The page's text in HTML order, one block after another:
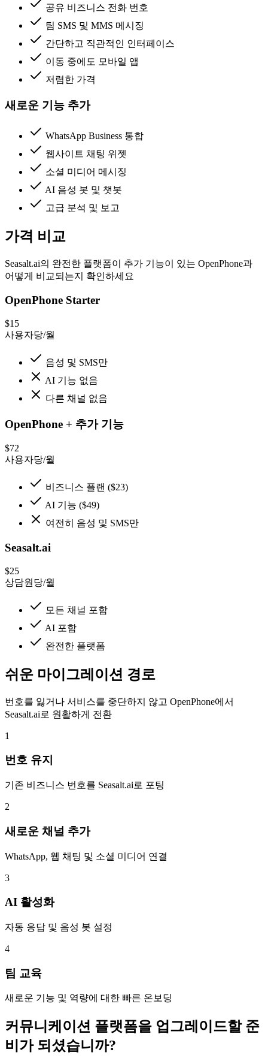
공유 비즈니스 전화 번호
팀 SMS 및 MMS 메시징
간단하고 직관적인 인터페이스
이동 중에도 모바일 앱
저렴한 가격
새로운 기능 추가
WhatsApp Business 통합
웹사이트 채팅 위젯
소셜 미디어 메시징
AI 음성 봇 및 챗봇
고급 분석 및 보고
가격 비교
Seasalt.ai의 완전한 플랫폼이 추가 기능이 있는 OpenPhone과
어떻게 비교되는지 확인하세요
OpenPhone Starter
$15
사용자당/월
음성 및 SMS만
AI 기능 없음
다른 채널 없음
OpenPhone + 추가 기능
$72
사용자당/월
비즈니스 플랜 ($23)
AI 기능 ($49)
여전히 음성 및 SMS만
Seasalt.ai
$25
상담원당/월
모든 채널 포함
AI 포함
완전한 플랫폼
쉬운 마이그레이션 경로
번호를 잃거나 서비스를 중단하지 않고 OpenPhone에서
Seasalt.ai로 원활하게 전환
1
번호 유지
기존 비즈니스 번호를 Seasalt.ai로 포팅
2
새로운 채널 추가
WhatsApp, 웹 채팅 및 소셜 미디어 연결
3
AI 활성화
자동 응답 및 음성 봇 설정
4
팀 교육
새로운 기능 및 역량에 대한 빠른 온보딩
커뮤니케이션 플랫폼을 업그레이드할 준
비가 되셨습니까?